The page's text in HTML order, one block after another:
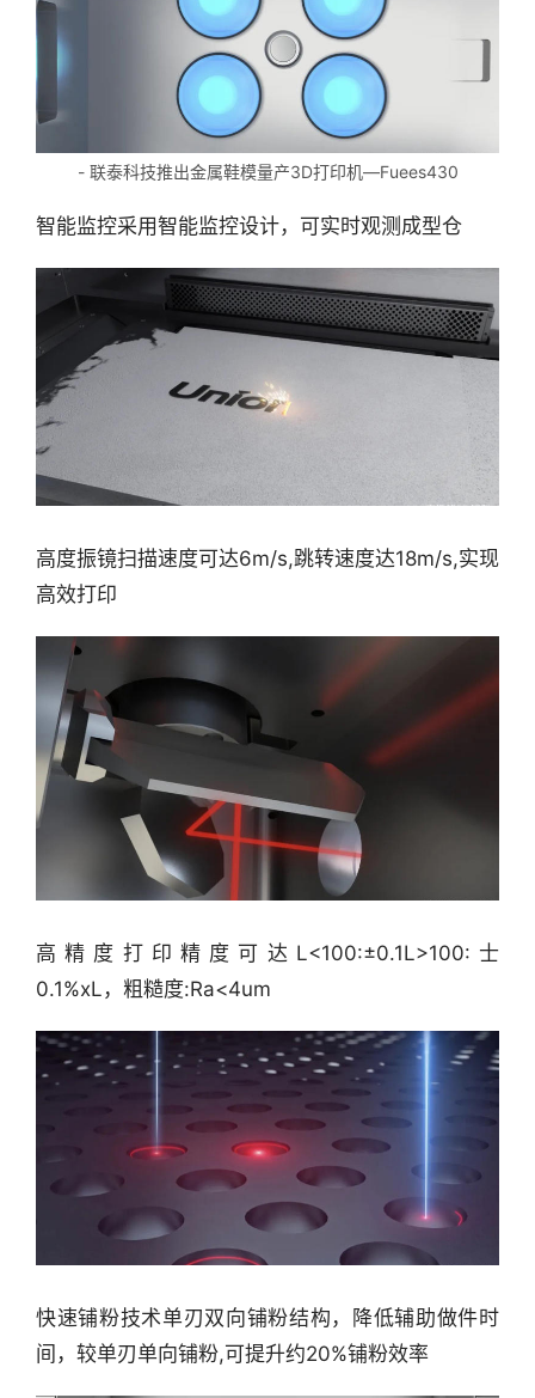
- 联泰科技推出金属鞋模量产3D打印机—Fuees430
智能监控采用智能监控设计，可实时观测成型仓
高度振镜扫描速度可达6m/s,跳转速度达18m/s,实现
高效打印
高精度打印精度可达L<100:±0.1L>100:士
0.1%xL，粗糙度:Ra<4um
快速铺粉技术单刃双向铺粉结构，降低辅助做件时
间，较单刃单向铺粉,可提升约20%铺粉效率